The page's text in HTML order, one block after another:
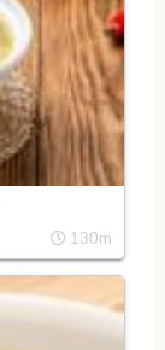
130m